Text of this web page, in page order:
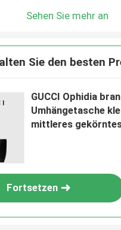
Sehen Sie mehr an
Sie den besten
GUCCI Ophidia
Umhängetasche
mittleres
Fortsetzen